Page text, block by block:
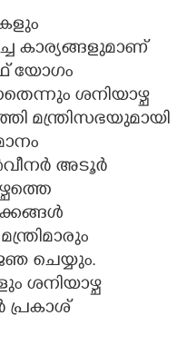
കാര്യങ്ങളുമാണ്
യോഗം
ശനിയാഴ്ച
മന്ത്രിസഭയുമായി
അടൂര്‍
ചെയ്യും.
ശനിയാഴ്ച
പ്രകാശ്